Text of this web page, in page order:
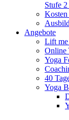
Stufe
Angebote
Lift me
Online
Yoga
40
Yoga